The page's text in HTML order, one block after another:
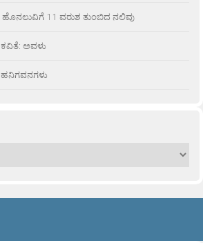
ಹೊನಲುವಿಗೆ 11 ವರುಶ ತುಂಬಿದ ನಲಿವು
ಕವಿತೆ: ಅವಳು
ಹನಿಗವನಗಳು